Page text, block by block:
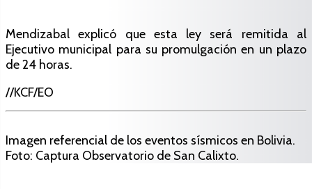
Mendizabal explicó que esta ley será remitida al
Ejecutivo municipal para su promulgación en un plazo
de 24 horas.
//KCF/EO
Imagen referencial de los eventos sísmicos en Bolivia.
Foto: Captura Observatorio de San Calixto.